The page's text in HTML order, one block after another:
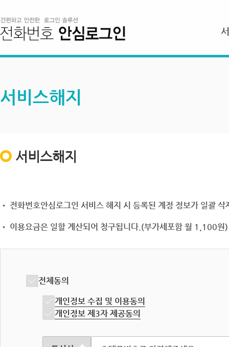
서비스해지
서비스해지
• 전화번호안심로그인 서비스 해지 시 등록된 계정 정보가 일괄
• 이용요금은 일할 계산되어 청구됩니다.(부가세포함 월 1,100원)
전체동의
개인정보 수집 및 이용동의
개인정보 제3자 제공동의